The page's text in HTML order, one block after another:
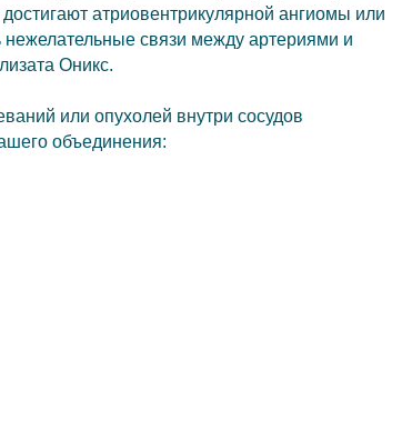
атриовентрикулярной ангиомы или
нежелательные связи между артериями и
Оникс.
или опухолей внутри сосудов
объединения: